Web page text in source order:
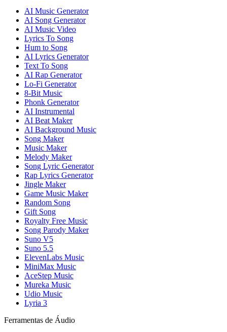
AI Music Generator
AI Song Generator
AI Music Video
Lyrics To Song
Hum to Song
AI Lyrics Generator
Text To Song
AI Rap Generator
Lo-Fi Generator
8-Bit Music
Phonk Generator
AI Instrumental
AI Beat Maker
AI Background Music
Song Maker
Music Maker
Melody Maker
Song Lyric Generator
Rap Lyrics Generator
Jingle Maker
Game Music Maker
Random Song
Gift Song
Royalty Free Music
Song Parody Maker
Suno V5
Suno 5.5
ElevenLabs Music
MiniMax Music
AceStep Music
Mureka Music
Udio Music
Lyria 3
Ferramentas de Áudio